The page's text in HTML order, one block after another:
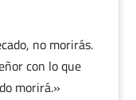
no morirás.
con lo que
morirá.»